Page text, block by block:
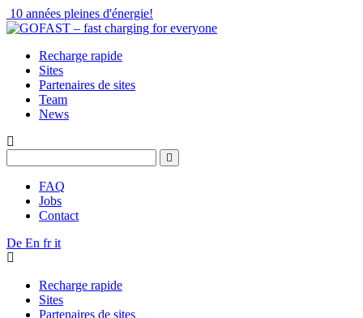
10 années pleines d'énergie!
Recharge rapide
Sites
Partenaires de sites
Team
News
FAQ
Jobs
Contact
De En fr it
Recharge rapide
Sites
Partenaires de sites